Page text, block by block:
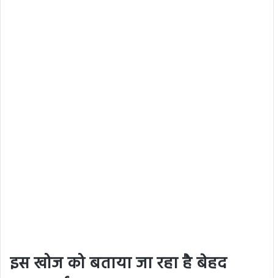
इस खोज को बताया जा रहा है बेहद